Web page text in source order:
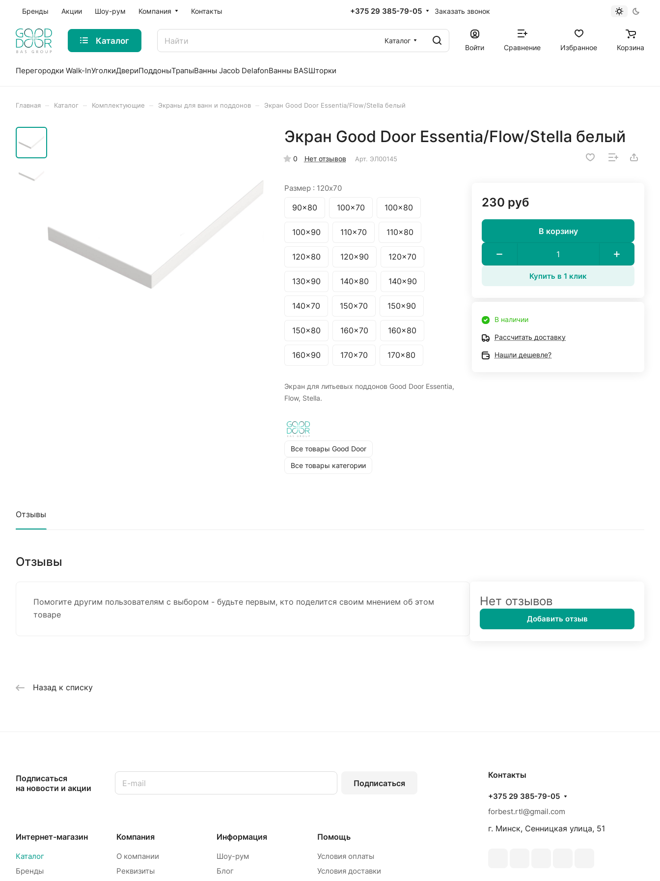
Бренды Акции Шоу-рум Компания Контакты +375 29 385-79-05 Заказать звонок
Каталог
Каталог
Войти
Сравнение Избранное Корзина
Перегородки Walk-InУголкиДвериПоддоныТрапыВанны Jacob DelafonВанны BASШторки
Главная Каталог Комплектующие Экраны для ванн и поддонов Экран Good Door Essentia/Flow/Stella белый
Экран Good Door Essentia/Flow/Stella белый
0 Нет отзывов Арт. ЭЛ00145
Размер : 120x70
90x80 100x70 100x80
100x90 110x70 110x80
120x80 120x90 120x70
130x90 140x80 140x90
140x70 150x70 150x90
150x80 160x70 160x80
160x90 170x70 170x80
Экран для литьевых поддонов Good Door Essentia,
Flow, Stella.
Все товары Good Door
Все товары категории
230 руб
В корзину
Купить в 1 клик
В наличии
Рассчитать доставку
Нашли дешевле?
Отзывы
Отзывы
Помогите другим пользователям с выбором - будьте первым, кто поделится своим мнением об этом
товаре
Нет отзывов
Добавить отзыв
Назад к списку
Подписаться
на новости и акции
Подписаться
Интернет-магазин
Каталог
Бренды
Компания
О компании
Реквизиты
Информация
Шоу-рум
Блог
Помощь
Условия оплаты
Условия доставки
Контакты
+375 29 385-79-05
forbest.rtl@gmail.com
г. Минск, Сенницкая улица, 51